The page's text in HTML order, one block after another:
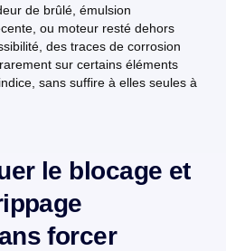
de brûlé, émulsion
ou moteur resté dehors
des traces de corrosion
sur certains éléments
sans suffire à elles seules à
le blocage et
forcer